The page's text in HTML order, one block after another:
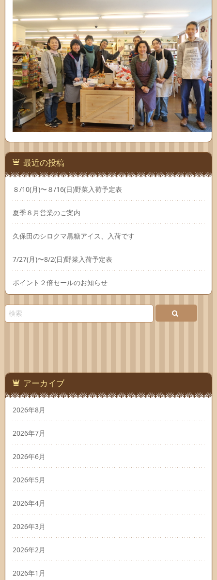
最近の投稿
８/10(月)〜８/16(日)野菜入荷予定表
夏季８月営業のご案内
久保田のシロクマ黒糖アイス、入荷です
7/27(月)〜8/2(日)野菜入荷予定表
ポイント２倍セールのお知らせ
アーカイブ
2026年8月
2026年7月
2026年6月
2026年5月
2026年4月
2026年3月
2026年2月
2026年1月